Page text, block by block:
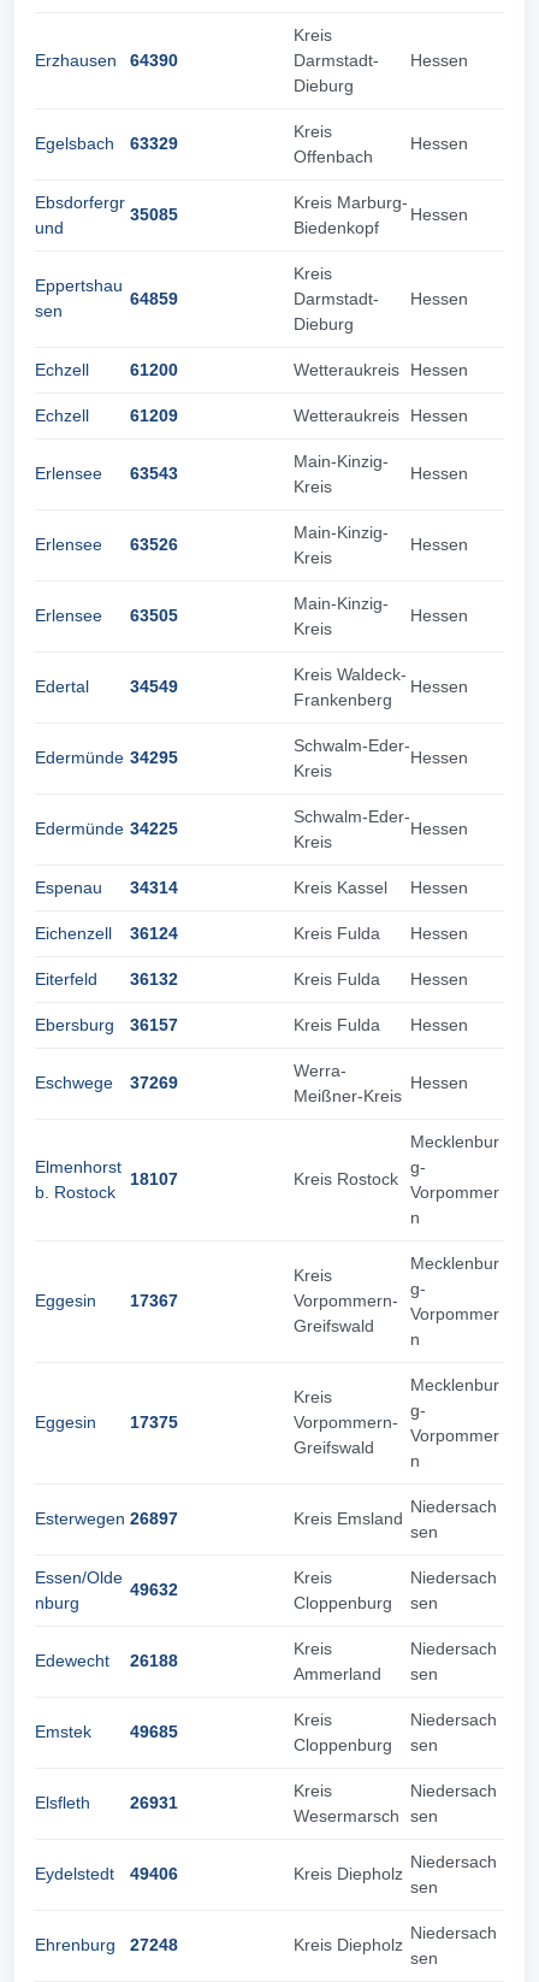
Erzhausen 64390
Kreis
Darmstadt-
Dieburg
Hessen
Egelsbach 63329
Kreis
Offenbach
Hessen
Ebsdorfergr
und
35085
Kreis Marburg-
Biedenkopf
Hessen
Eppertshau
sen
64859
Kreis
Darmstadt-
Dieburg
Hessen
Echzell 61200 Wetteraukreis Hessen
Echzell 61209 Wetteraukreis Hessen
Erlensee 63543
Main-Kinzig-
Kreis
Hessen
Erlensee 63526
Main-Kinzig-
Kreis
Hessen
Erlensee 63505
Main-Kinzig-
Kreis
Hessen
Edertal 34549
Kreis Waldeck-
Frankenberg
Hessen
Edermünde 34295
Schwalm-Eder-
Kreis
Hessen
Edermünde 34225
Schwalm-Eder-
Kreis
Hessen
Espenau 34314 Kreis Kassel Hessen
Eichenzell 36124 Kreis Fulda Hessen
Eiterfeld 36132 Kreis Fulda Hessen
Ebersburg 36157 Kreis Fulda Hessen
Eschwege 37269
Werra-
Meißner-Kreis
Hessen
Elmenhorst
b. Rostock
18107 Kreis Rostock
Mecklenbur
g-
Vorpommer
n
Eggesin 17367
Kreis
Vorpommern-
Greifswald
Mecklenbur
g-
Vorpommer
n
Eggesin 17375
Kreis
Vorpommern-
Greifswald
Mecklenbur
g-
Vorpommer
n
Esterwegen 26897 Kreis Emsland
Niedersach
sen
Essen/Olde
nburg
49632
Kreis
Cloppenburg
Niedersach
sen
Edewecht 26188
Kreis
Ammerland
Niedersach
sen
Emstek 49685
Kreis
Cloppenburg
Niedersach
sen
Elsfleth 26931
Kreis
Wesermarsch
Niedersach
sen
Eydelstedt 49406 Kreis Diepholz
Niedersach
sen
Ehrenburg 27248 Kreis Diepholz
Niedersach
sen